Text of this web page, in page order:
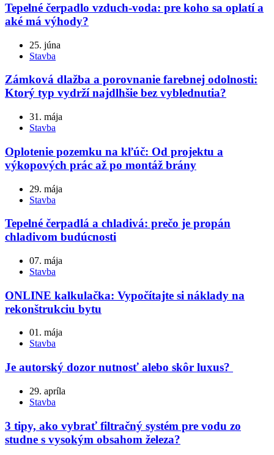
Tepelné čerpadlo vzduch-voda: pre koho sa oplatí a
aké má výhody?
25. júna
Stavba
Zámková dlažba a porovnanie farebnej odolnosti:
Ktorý typ vydrží najdlhšie bez vyblednutia?
31. mája
Stavba
Oplotenie pozemku na kľúč: Od projektu a
výkopových prác až po montáž brány
29. mája
Stavba
Tepelné čerpadlá a chladivá: prečo je propán
chladivom budúcnosti
07. mája
Stavba
ONLINE kalkulačka: Vypočítajte si náklady na
rekonštrukciu bytu
01. mája
Stavba
Je autorský dozor nutnosť alebo skôr luxus?
29. apríla
Stavba
3 tipy, ako vybrať filtračný systém pre vodu zo
studne s vysokým obsahom železa?